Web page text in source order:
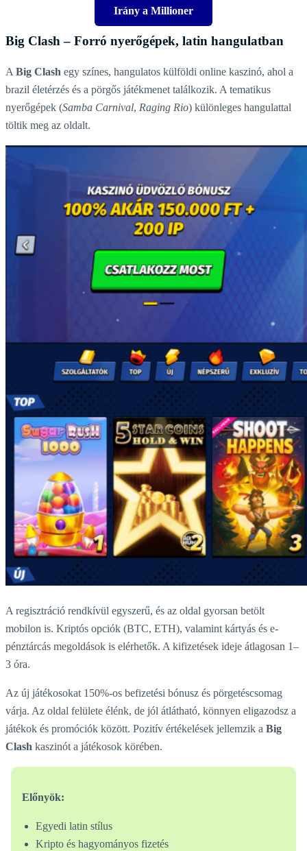
Irány a Millioner
Big Clash – Forró nyerőgépek, latin hangulatban
A Big Clash egy színes, hangulatos külföldi online kaszinó, ahol a
brazil életérzés és a pörgős játékmenet találkozik. A tematikus
nyerőgépek (Samba Carnival, Raging Rio) különleges hangulattal
töltik meg az oldalt.
A regisztráció rendkívül egyszerű, és az oldal gyorsan betölt
mobilon is. Kriptós opciók (BTC, ETH), valamint kártyás és e-
pénztárcás megoldások is elérhetők. A kifizetések ideje átlagosan 1–
3 óra.
Az új játékosokat 150%-os befizetési bónusz és pörgetéscsomag
várja. Az oldal felülete élénk, de jól átlátható, könnyen eligazodsz a
játékok és promóciók között. Pozitív értékelések jellemzik a Big
Clash kaszinót a játékosok körében.
Előnyök:
Egyedi latin stílus
Kripto és hagyományos fizetés